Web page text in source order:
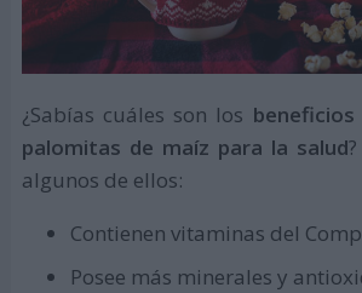
¿Sabías cuáles son los
palomitas de maíz para la salud
algunos de ellos:
Contienen vitaminas del
Posee más minerales y